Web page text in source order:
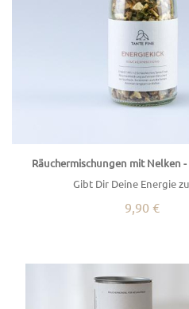
Räuchermischungen mit Nelken -
Gibt Dir Deine Energie
9,90 €